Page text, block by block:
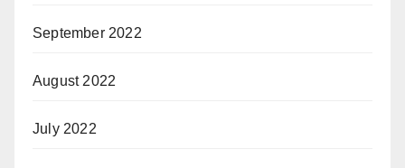
September 2022
August 2022
July 2022